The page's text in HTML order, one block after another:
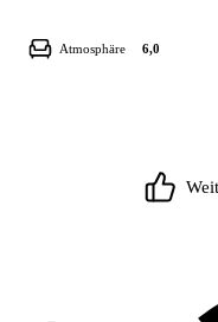
Atmosphäre 6,0